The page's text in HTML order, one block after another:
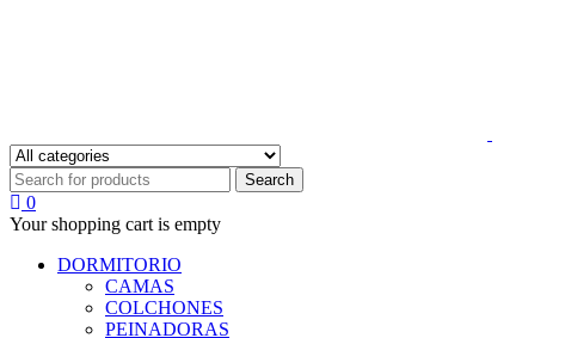
0
Your shopping cart is empty
DORMITORIO
CAMAS
COLCHONES
PEINADORAS